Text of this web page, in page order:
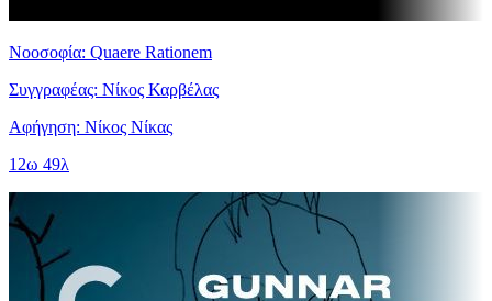
Νοοσοφία: Quaere Rationem
Συγγραφέας: Νίκος Καρβέλας
Αφήγηση: Νίκος Νίκας
12ω 49λ